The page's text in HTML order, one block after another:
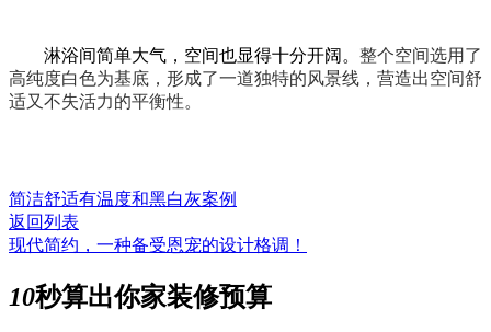
淋浴间简单大气，空间也显得十分开阔。 整个空间选用了
高纯度白色为基底，形成了一道独特的风景线，营造出空间舒
适又不失活力的平衡性。
简洁舒适有温度和黑白灰案例
返回列表
现代简约，一种备受恩宠的设计格调！
10秒算出你家装修预算